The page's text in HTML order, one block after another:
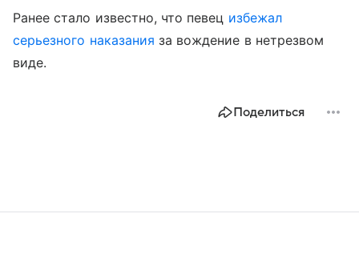
Ранее стало известно, что певец избежал
серьезного наказания за вождение в нетрезвом
виде.
Поделиться